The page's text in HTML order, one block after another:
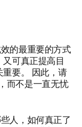
的最重要的方式
可真正提高目
重要。 因此，请
而不是一直无忧
人，如何真正了